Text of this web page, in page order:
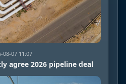
08-07 11:07
agree 2026 pipeline deal